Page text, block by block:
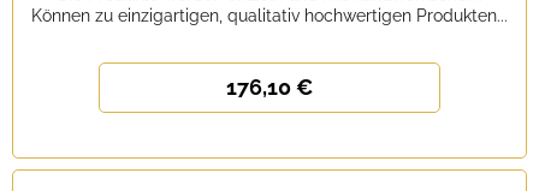
Können zu einzigartigen, qualitativ hochwertigen Produkten...
176,10 €